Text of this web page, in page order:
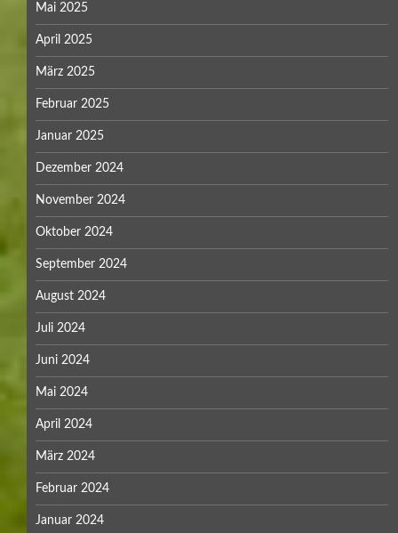
Mai 2025
April 2025
März 2025
Februar 2025
Januar 2025
Dezember 2024
November 2024
Oktober 2024
September 2024
August 2024
Juli 2024
Juni 2024
Mai 2024
April 2024
März 2024
Februar 2024
Januar 2024